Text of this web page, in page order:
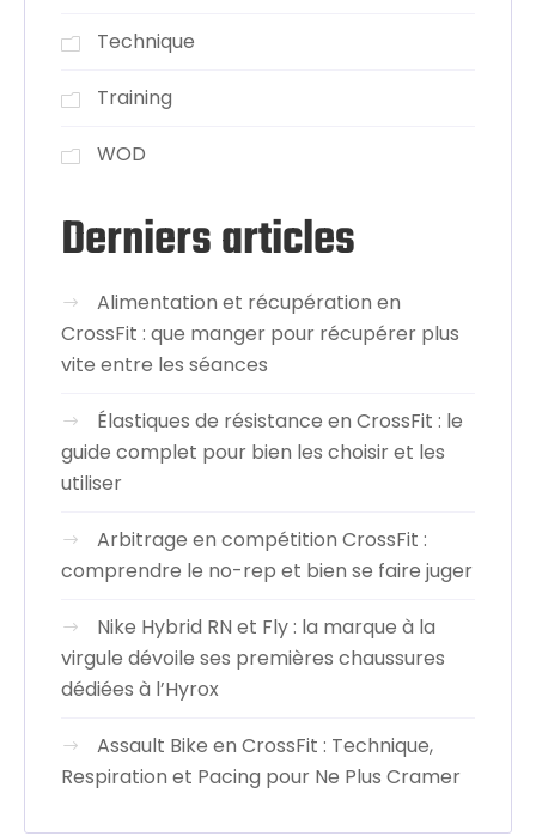
Technique
Training
WOD
Derniers articles
Alimentation et récupération en
CrossFit : que manger pour récupérer plus
vite entre les séances
Élastiques de résistance en CrossFit : le
guide complet pour bien les choisir et les
utiliser
Arbitrage en compétition CrossFit :
comprendre le no-rep et bien se faire juger
Nike Hybrid RN et Fly : la marque à la
virgule dévoile ses premières chaussures
dédiées à l’Hyrox
Assault Bike en CrossFit : Technique,
Respiration et Pacing pour Ne Plus Cramer